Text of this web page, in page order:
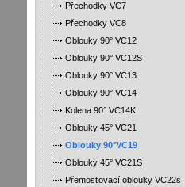
Přechodky VC7
Přechodky VC8
Oblouky 90° VC12
Oblouky 90° VC12S
Oblouky 90° VC13
Oblouky 90° VC14
Kolena 90° VC14K
Oblouky 45° VC21
Oblouky 90°VC19
Oblouky 45° VC21S
Přemosťovací oblouky VC22s